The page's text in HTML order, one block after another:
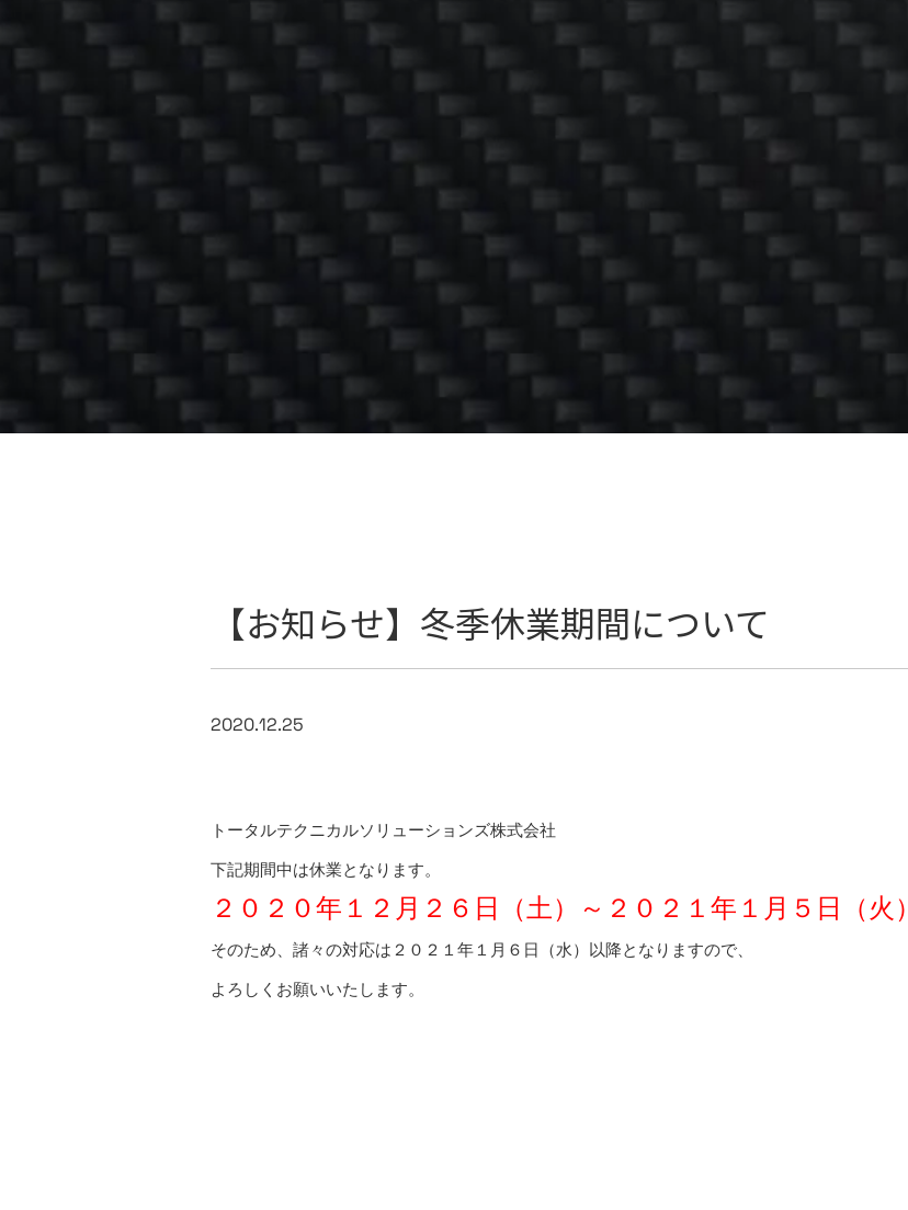
【お知らせ】冬季休業期間について
2020.12.25
トータルテクニカルソリューションズ株式会社
下記期間中は休業となります。
２０２０年１２月２６日（土）～２０２１年１月５日（火）
そのため、諸々の対応は２０２１年１月６日（水）以降となりますので、
よろしくお願いいたします。